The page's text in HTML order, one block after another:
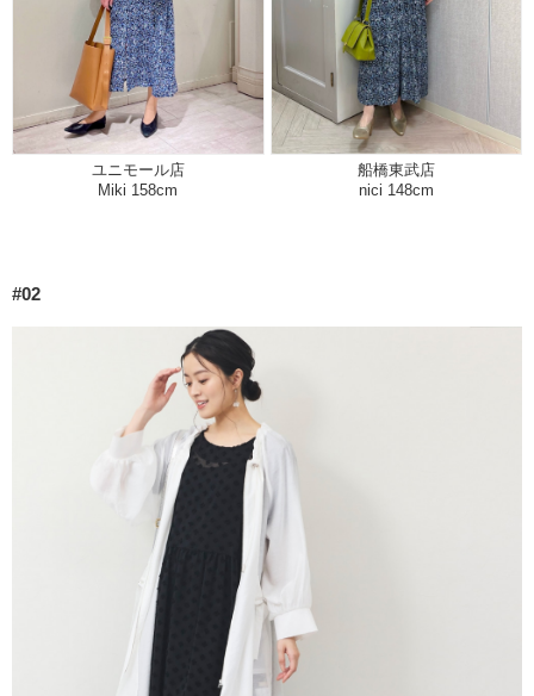
ユニモール店
Miki 158cm
船橋東武店
nici 148cm
#02